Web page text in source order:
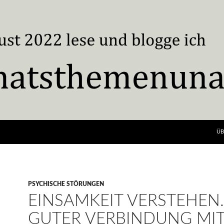
PSYCHISCHE STÖRUNGEN
EINSAMKEIT
GUTER VERBINDUNG